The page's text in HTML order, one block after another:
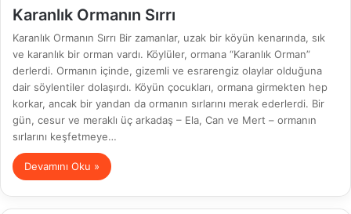
Karanlık Ormanın Sırrı
Karanlık Ormanın Sırrı Bir zamanlar, uzak bir köyün kenarında, sık
ve karanlık bir orman vardı. Köylüler, ormana “Karanlık Orman”
derlerdi. Ormanın içinde, gizemli ve esrarengiz olaylar olduğuna
dair söylentiler dolaşırdı. Köyün çocukları, ormana girmekten hep
korkar, ancak bir yandan da ormanın sırlarını merak ederlerdi. Bir
gün, cesur ve meraklı üç arkadaş – Ela, Can ve Mert – ormanın
sırlarını keşfetmeye…
Devamını Oku »